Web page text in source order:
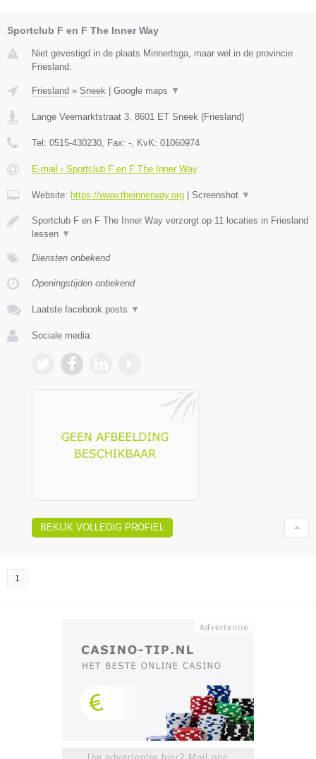
Sportclub F en F The Inner Way
Niet gevestigd in de plaats Minnertsga, maar wel in de provincie
Friesland.
Friesland » Sneek | Google maps ▼
Lange Veemarktstraat 3 8601 ET Sneek (Friesland)
Tel: 0515-430230 , Fax: - , KvK: 01060974
E-mail › Sportclub F en F The Inner Way
Website: https://www.theinnerway.org | Screenshot ▼
Sportclub F en F The Inner Way verzorgt op 11 locaties in Friesland
lessen ▼
Diensten onbekend
Openingstijden onbekend
Laatste facebook posts ▼
Sociale media:
BEKIJK VOLLEDIG PROFIEL
1